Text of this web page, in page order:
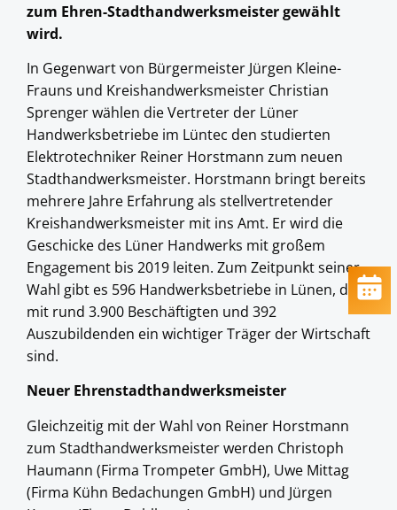
zum Ehren-Stadthandwerksmeister gewählt
wird.
In Gegenwart von Bürgermeister Jürgen Kleine-
Frauns und Kreishandwerksmeister Christian
Sprenger wählen die Vertreter der Lüner
Handwerksbetriebe im Lüntec den studierten
Elektrotechniker Reiner Horstmann zum neuen
Stadthandwerksmeister. Horstmann bringt bereits
mehrere Jahre Erfahrung als stellvertretender
Kreishandwerksmeister mit ins Amt. Er wird die
Geschicke des Lüner Handwerks mit großem
Engagement bis 2019 leiten. Zum Zeitpunkt seiner
Wahl gibt es 596 Handwerksbetriebe in Lünen, die
mit rund 3.900 Beschäftigten und 392
Auszubildenden ein wichtiger Träger der Wirtschaft
sind.
Neuer Ehrenstadthandwerksmeister
Gleichzeitig mit der Wahl von Reiner Horstmann
zum Stadthandwerksmeister werden Christoph
Haumann (Firma Trompeter GmbH), Uwe Mittag
(Firma Kühn Bedachungen GmbH) und Jürgen